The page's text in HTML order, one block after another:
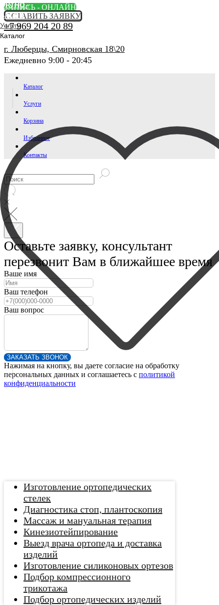
ЗАПИСЬ - ОНЛАЙН
ОСТАВИТЬ ЗАЯВКУ
+7 969 204 20 89
г. Люберцы, Смирновская 18\20
Ежедневно 9:00 - 20:45
Каталог
Услуги
Корзина
Избранное
Контакты
Оставьте заявку, консультант
перезвонит Вам в ближайшее время
Ваше имя
Ваш телефон
Ваш вопрос
ЗАКАЗАТЬ ЗВОНОК
Нажимая на кнопку, вы даете согласие на обработку
персональных данных и соглашаетесь c политикой
конфиденциальности
ORTHO -
SALON
Услуги
Каталог
Изготовление ортопедических
стелек
Диагностика стоп, плантоскопия
Массаж и мануальная терапия
Кинезиотейпирование
Выезд врача ортопеда и доставка
изделий
Изготовление силиконовых ортезов
Подбор компрессионного
трикотажа
Подбор ортопедических изделий